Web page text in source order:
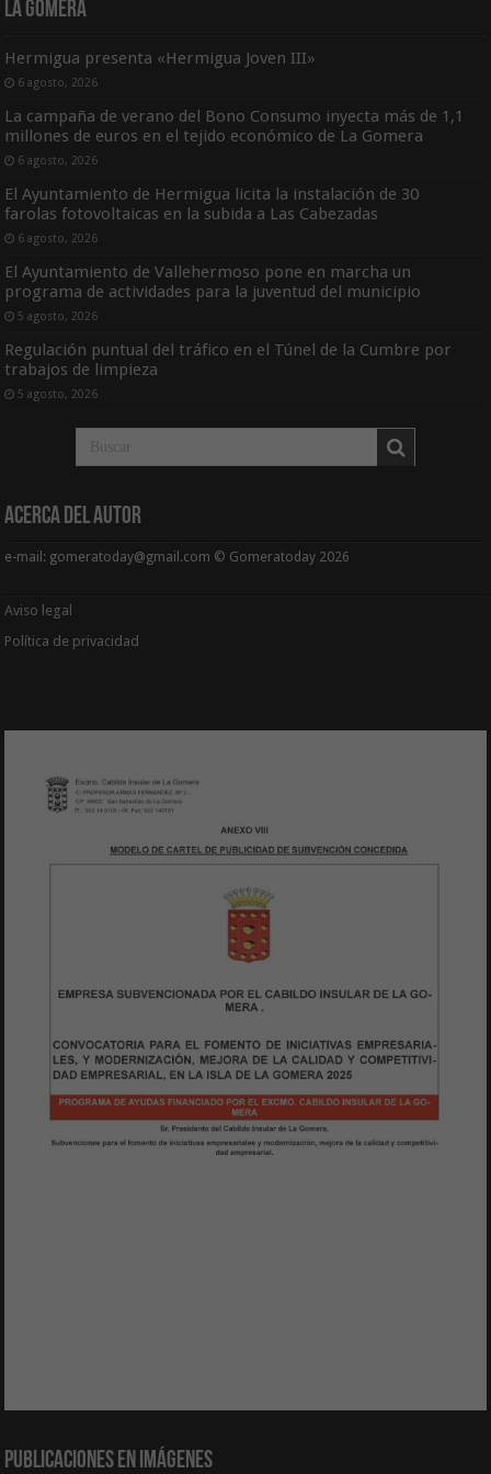
La Gomera
Hermigua presenta «Hermigua Joven III»
6 agosto, 2026
La campaña de verano del Bono Consumo inyecta más de 1,1
millones de euros en el tejido económico de La Gomera
6 agosto, 2026
El Ayuntamiento de Hermigua licita la instalación de 30
farolas fotovoltaicas en la subida a Las Cabezadas
6 agosto, 2026
El Ayuntamiento de Vallehermoso pone en marcha un
programa de actividades para la juventud del municipio
5 agosto, 2026
Regulación puntual del tráfico en el Túnel de la Cumbre por
trabajos de limpieza
5 agosto, 2026
Acerca del Autor
e-mail: gomeratoday@gmail.com © Gomeratoday 2026
Aviso legal
Política de privacidad
Publicaciones en Imágenes